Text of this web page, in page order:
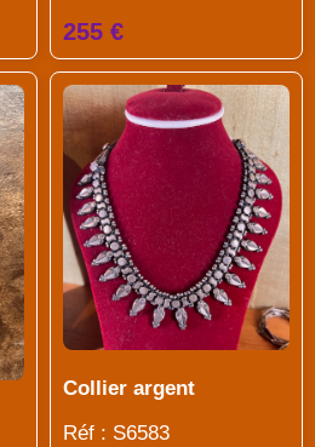
255 €
Collier argent
Réf : S6583